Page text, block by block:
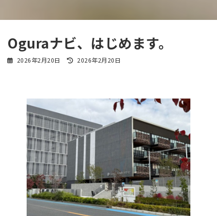
Oguraナビ、はじめます。
2026年2月20日
最
2026年2月20日